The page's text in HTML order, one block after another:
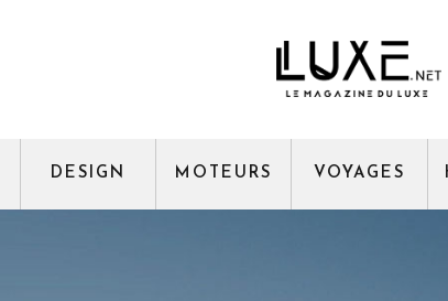
DESIGN MOTEURS VOYAGES